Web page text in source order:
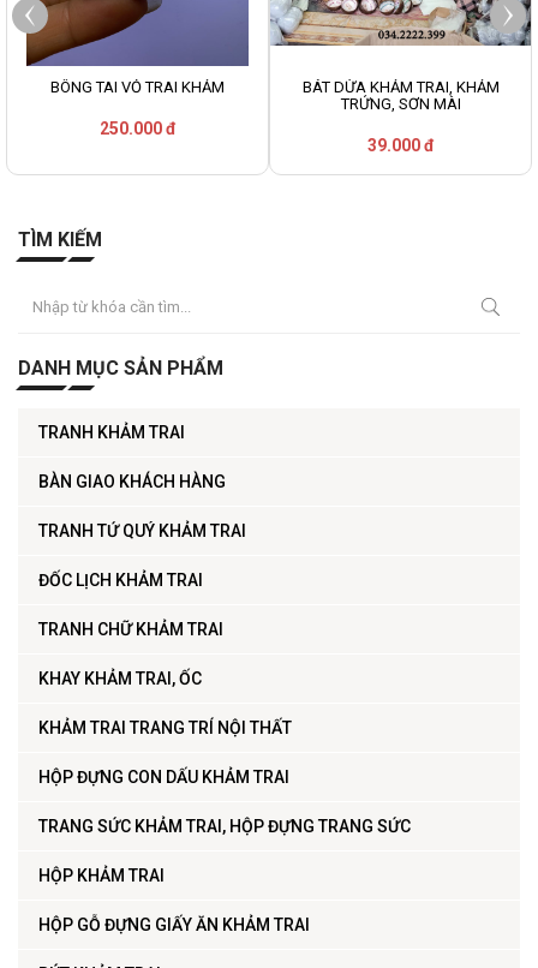
BÔNG TAI VỎ TRAI KHẢM
250.000 đ
BÁT DỪA KHẢM TRAI, KHẢM
TRỨNG, SƠN MÀI
39.000 đ
TÌM KIẾM
DANH MỤC SẢN PHẨM
TRANH KHẢM TRAI
BÀN GIAO KHÁCH HÀNG
TRANH TỨ QUÝ KHẢM TRAI
ĐỐC LỊCH KHẢM TRAI
TRANH CHỮ KHẢM TRAI
KHAY KHẢM TRAI, ỐC
KHẢM TRAI TRANG TRÍ NỘI THẤT
HỘP ĐỰNG CON DẤU KHẢM TRAI
TRANG SỨC KHẢM TRAI, HỘP ĐỰNG TRANG SỨC
HỘP KHẢM TRAI
HỘP GỖ ĐỰNG GIẤY ĂN KHẢM TRAI